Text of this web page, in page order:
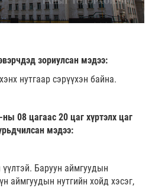
зориулсан мэдээ:
нутгаар сэрүүхэн байна.
08 цагаас 20 цаг хүртэлх цаг
мэдээ:
Баруун аймгуудын
аймгуудын нутгийн хойд хэсэг,